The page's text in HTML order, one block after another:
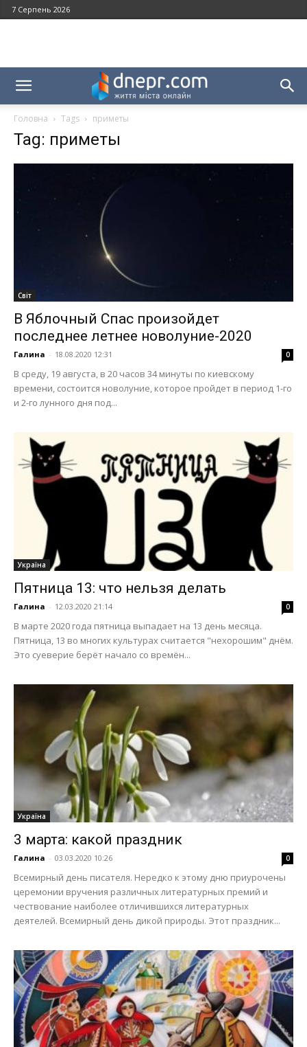
7 Серпень 2026
Головна Tags приметы
Tag: приметы
Світ
В Яблочный Спас произойдет
последнее летнее новолуние-2020
Галина - 18.08.2020 12:31 0
В среду, 19 августа, в 20 часов 34 минуты по киевскому
времени, состоится новолуние, которое пройдет в период 1-го
и 2-го лунного дня под...
Україна
Пятница 13: что нельзя делать
Галина - 12.03.2020 21:14 0
В марте 2020 года пятница выпадает на 13 день месяца.
Пятница, 13 во многих культурах считается "нехорошим" днём.
Это суеверие берёт начало со времён...
Україна
3 марта: какой праздник
Галина - 03.03.2020 10:26 0
Всемирный день писателя. Нередко к этому дню приурочены
церемонии вручения различных литературных премий и
чествование наиболее отличившихся литературных
деятелей. Всемирный день дикой природы. Этот праздник...